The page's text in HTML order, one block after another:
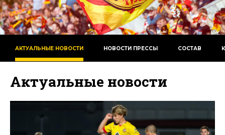
АКТУАЛЬНЫЕ НОВОСТИ НОВОСТИ ПРЕССЫ СОСТАВ
Актуальные новости